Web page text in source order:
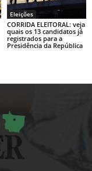
Eleições
CORRIDA ELEITORAL: veja
quais os 13 candidatos já
registrados para a
Presidência da República